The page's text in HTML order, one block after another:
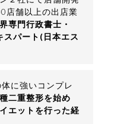
店舗以上の出店業
専門行政書士・
スパート(日本エス
体に強いコンプレ
二重整形を始め
エットを行った経